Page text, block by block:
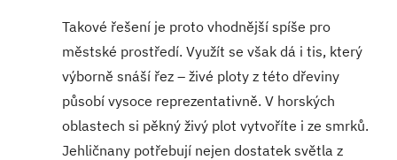
Takové řešení je proto vhodnější spíše pro
městské prostředí. Využít se však dá i tis, který
výborně snáší řez – živé ploty z této dřeviny
působí vysoce reprezentativně. V horských
oblastech si pěkný živý plot vytvoříte i ze smrků.
Jehličnany potřebují nejen dostatek světla z